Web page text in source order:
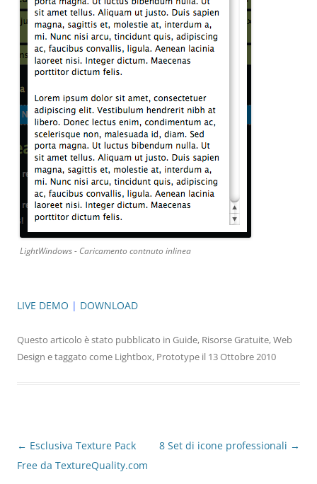
LightWindows - Caricamento contnuto inlinea
LIVE DEMO | DOWNLOAD
Questo articolo è stato pubblicato in Guide, Risorse Gratuite,Web
Design e taggato come Lightbox, Prototype il 13 Ottobre 2010
Navigazione
articolo
← Esclusiva Texture Pack
Free da TextureQuality.com
8 Set di icone professionali →